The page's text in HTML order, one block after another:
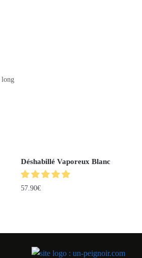
long
Déshabillé Vaporeux Blanc
57.90€